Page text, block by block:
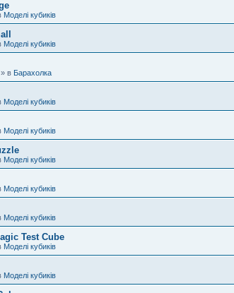
Моделі кубиків
Моделі кубиків
» в Барахолка
Моделі кубиків
Моделі кубиків
Моделі кубиків
Моделі кубиків
Моделі кубиків
Test Cube
Моделі кубиків
Моделі кубиків